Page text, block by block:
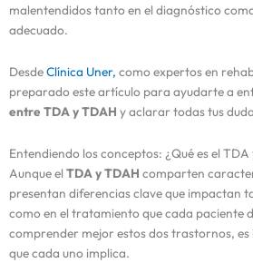
malentendidos tanto en el diagnóstico
adecuado.
DesdeClínica Uner, como expertos en
preparado este artículo para ayudarte a
entre TDA y TDAH y aclarar todas tus
Entendiendo los conceptos: ¿Qué es el
Aunque el TDA y TDAH comparten
presentan diferencias clave que impactan
como en el tratamiento que cada paciente
comprender mejor estos dos trastornos,
que cada uno implica.